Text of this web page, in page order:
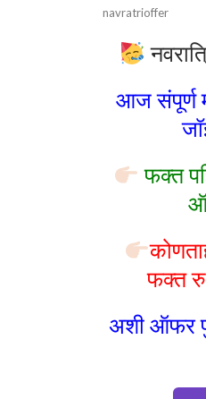
navratrioffer
आज संपूर्ण
फक्त
फक्त
अशी ऑफर